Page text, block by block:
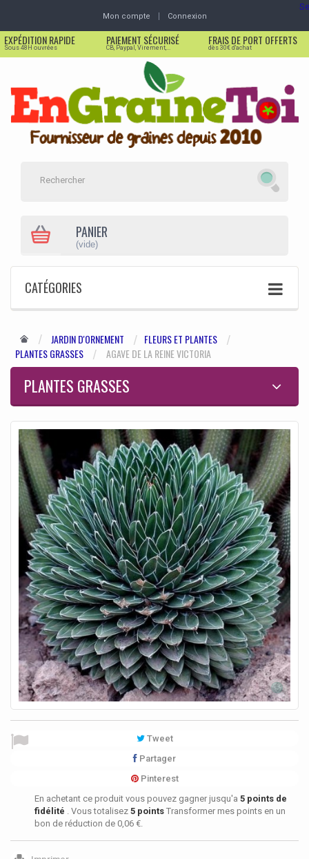
Mon compte Connexion
EXPÉDITION RAPIDE
Sous 48H ouvrées
PAIEMENT SÉCURISÉ
CB, Paypal, Virement,...
FRAIS DE PORT OFFERTS
dès 30€ d'achat
PANIER
(vide)
CATÉGORIES
JARDIN D'ORNEMENT
FLEURS ET PLANTES
PLANTES GRASSES
AGAVE DE LA REINE VICTORIA
PLANTES GRASSES
Tweet
Partager
Pinterest
En achetant ce produit vous pouvez gagner jusqu'a 5 points de
fidélité . Vous totalisez 5 points Transformer mes points en un
bon de réduction de 0,06 €.